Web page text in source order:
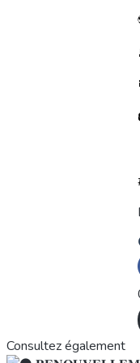
Consultez également